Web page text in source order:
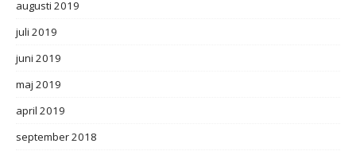
augusti 2019
juli 2019
juni 2019
maj 2019
april 2019
september 2018